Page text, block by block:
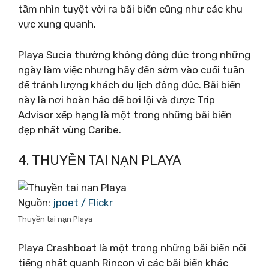
tầm nhìn tuyệt vời ra bãi biển cũng như các khu
vực xung quanh.
Playa Sucia thường không đông đúc trong những
ngày làm việc nhưng hãy đến sớm vào cuối tuần
để tránh lượng khách du lịch đông đúc. Bãi biển
này là nơi hoàn hảo để bơi lội và được Trip
Advisor xếp hạng là một trong những bãi biển
đẹp nhất vùng Caribe.
4. THUYỀN TAI NẠN PLAYA
Nguồn: jpoet / Flickr
Thuyền tai nạn Playa
Playa Crashboat là một trong những bãi biển nổi
tiếng nhất quanh Rincon vì các bãi biển khác